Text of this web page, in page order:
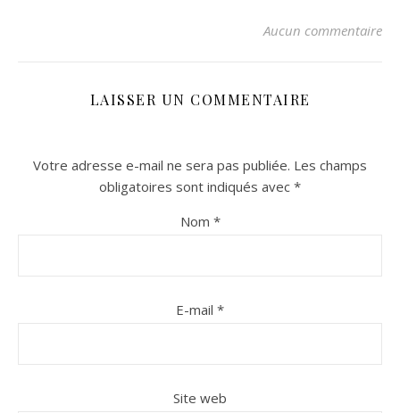
sur Instagram
sur Instagram
Aucun commentaire
LAISSER UN COMMENTAIRE
Votre adresse e-mail ne sera pas publiée. Les champs
obligatoires sont indiqués avec *
Nom *
E-mail *
Site web